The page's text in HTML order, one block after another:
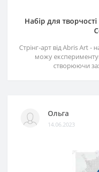
Набір для
Стрінг-арт від Abris Art -
можу
створюючи
Ольга
14.06.2023